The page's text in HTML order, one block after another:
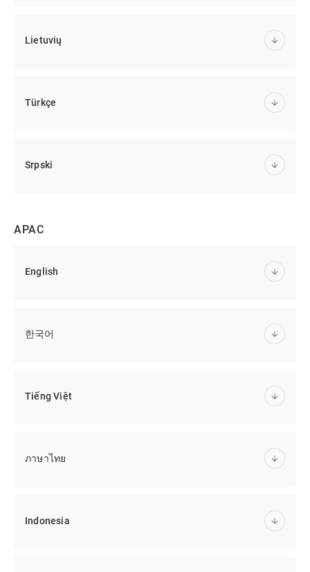
Lietuvių
Türkçe
Srpski
APAC
English
한국어
Tiếng Việt
ภาษาไทย
Indonesia